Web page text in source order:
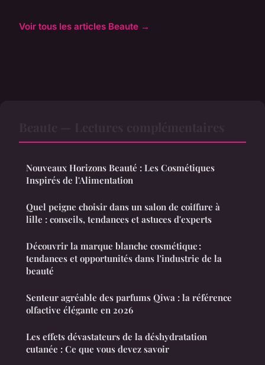
Voir tous les articles Beaute →
Nouveaux Horizons Beauté : Les Cosmétiques
Inspirés de l'Alimentation
Quel peigne choisir dans un salon de coiffure à
lille : conseils, tendances et astuces d'experts
Découvrir la marque blanche cosmétique :
tendances et opportunités dans l'industrie de la
beauté
Senteur agréable des parfums Qiwa : la référence
olfactive élégante en 2026
Les effets dévastateurs de la déshydratation
cutanée : Ce que vous devez savoir